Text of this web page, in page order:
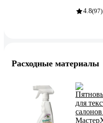
4.8(97)
Расходные материалы